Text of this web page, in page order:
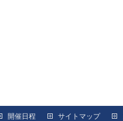
開催日程 サイトマップ